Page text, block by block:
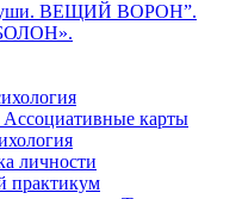
ВЕЩИЙ ВОРОН”.
карты
личности
практикум